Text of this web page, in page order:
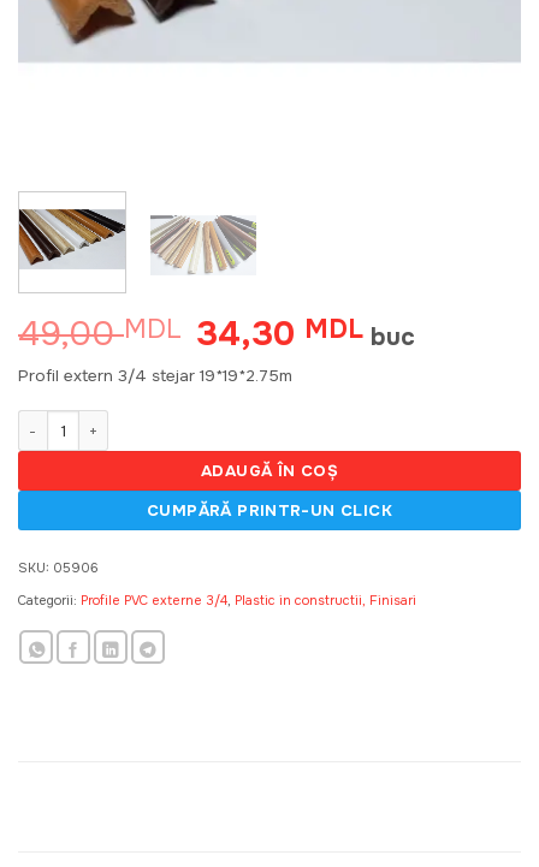
49,00MDL Prețul
inițial
a
34,30 MDLPrețul
curent
buc
Profil extern 3/4 stejar 19*19*2.75m
ADAUGĂ ÎN COȘ
SKU: 05906
Categorii: Profile PVC externe 3/4, Plastic in constructii, Finisari